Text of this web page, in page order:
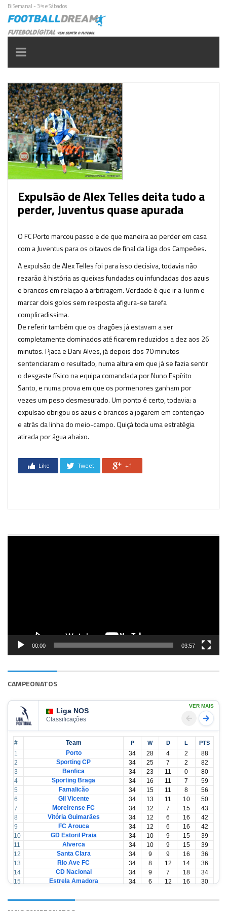
BiSemanal - 3ªs e Sábados
Toggle
navigation
Expulsão de Alex Telles deita tudo a
perder, Juventus quase apurada
O FC Porto marcou passo e de que maneira ao perder em casa
com a Juventus para os oitavos de final da Liga dos Campeões.
A expulsão de Alex Telles foi para isso decisiva, todavia não
rezarão à história as queixas fundadas ou infundadas dos azuis
e brancos em relação à arbitragem. Verdade é que ir a Turim e
marcar dois golos sem resposta afigura-se tarefa
complicadissima.
De referir também que os dragões já estavam a ser
completamente dominados até ficarem reduzidos a dez aos 26
minutos. Pjaca e Dani Alves, já depois dos 70 minutos
sentenciaram o resultado, numa altura em que já se fazia sentir
o desgaste físico na equipa comandada por Nuno Espírito
Santo, e numa prova em que os pormenores ganham por
vezes um peso desmesurado. Um ponto é certo, todavia: a
expulsão obrigou os azuis e brancos a jogarem em contenção
e atrás da linha do meio-campo. Quiçá toda uma estratégia
atirada por água abaixo.
Like Tweet +1
00:00 03:57
CAMPEONATOS
Liga NOS
Classificações
VER MAIS
# Team P W D L PTS
1 Porto 34 28 4 2
88
2
Sporting CP 34 25 7 2
82
3
Benfica 34 23 11 0
80
4
Sporting Braga 34 16 11 7
59
5
Famalicão 34 15 11 8
56
6
Gil Vicente 34 13 11 10
50
7
Moreirense FC 34 12 7 15
43
8
Vitória Guimarães 34 12 6 16
42
9
FC Arouca 34 12 6 16
42
10
GD Estoril Praia 34 10 9 15
39
11
Alverca 34 10 9 15
39
12
Santa Clara 34 9 9 16
36
13
Rio Ave FC 34 8 12 14
36
14
CD Nacional 34 9 7 18
34
15
Estrela Amadora 34 6 12 16
30
17
CD Tondela 34 6 10 18
28
18